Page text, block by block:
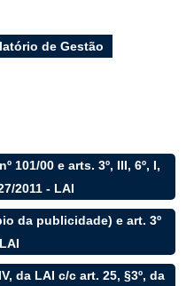
de Gestão
101/00 e arts. 3º, III, 6º, I,
2011 - LAI
da publicidade) e art. 3º
da LAI c/c art. 25, §3º, da